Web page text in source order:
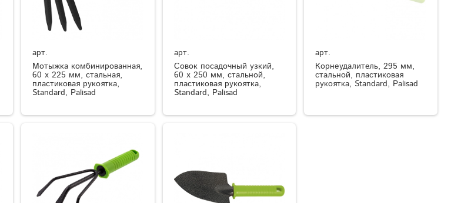
арт.
Мотыжка комбинированная,
60 х 225 мм, стальная,
пластиковая рукоятка,
Standard, Palisad
арт.
Совок посадочный узкий,
60 х 250 мм, стальной,
пластиковая рукоятка,
Standard, Palisad
арт.
Корнеудалитель, 295 мм,
стальной, пластиковая
рукоятка, Standard, Palisad